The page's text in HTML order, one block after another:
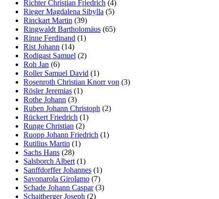
Richter Christian Friedrich (4)
Rieger Magdalena Sibylla (5)
Rinckart Martin (39)
Ringwaldt Bartholomäus (65)
Rinne Ferdinand (1)
Rist Johann (14)
Rodigast Samuel (2)
Roh Jan (6)
Roller Samuel David (1)
Rosenroth Christian Knorr von (3)
Rösler Jeremias (1)
Rothe Johann (3)
Ruben Johann Christoph (2)
Rückert Friedrich (1)
Runge Christian (2)
Ruopp Johann Friedrich (1)
Rutilius Martin (1)
Sachs Hans (28)
Salsborch Albert (1)
Sanffdorffer Johannes (1)
Savonarola Girolamo (7)
Schade Johann Caspar(3)
Schaitberger Joseph (2)